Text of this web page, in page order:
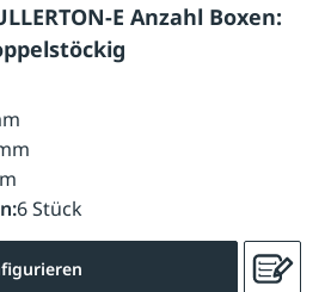
E Anzahl Boxen:
6 Stück